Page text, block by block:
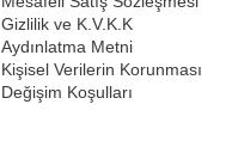
Gizlilik ve K.V.K.K
Aydınlatma Metni
Kişisel Verilerin Korunması
Değişim Koşulları